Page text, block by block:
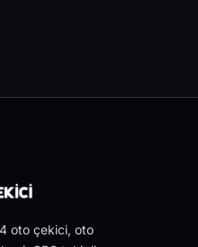
oto çekici, oto